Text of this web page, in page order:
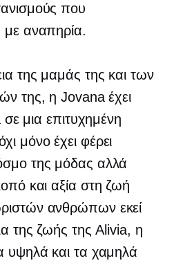
που
με αναπηρία.
της μαμάς της και των
της, η Jovana έχει
μια επιτυχημένη
μόνο έχει φέρει
της μόδας αλλά
και αξία στη ζωή
ανθρώπων εκεί
της ζωής της Alivia, η
υψηλά και τα χαμηλά